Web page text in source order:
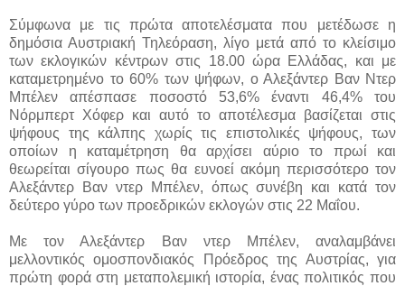
Σύμφωνα με τις πρώτα αποτελέσματα που μετέδωσε η
δημόσια Αυστριακή Τηλεόραση, λίγο μετά από το κλείσιμο
των εκλογικών κέντρων στις 18.00 ώρα Ελλάδας, και με
καταμετρημένο το 60% των ψήφων, ο Αλεξάντερ Βαν Ντερ
Μπέλεν απέσπασε ποσοστό 53,6% έναντι 46,4% του
Νόρμπερτ Χόφερ και αυτό το αποτέλεσμα βασίζεται στις
ψήφους της κάλπης χωρίς τις επιστολικές ψήφους, των
οποίων η καταμέτρηση θα αρχίσει αύριο το πρωί και
θεωρείται σίγουρο πως θα ευνοεί ακόμη περισσότερο τον
Αλεξάντερ Βαν ντερ Μπέλεν, όπως συνέβη και κατά τον
δεύτερο γύρο των προεδρικών εκλογών στις 22 Μαΐου.
Με τον Αλεξάντερ Βαν ντερ Μπέλεν, αναλαμβάνει
μελλοντικός ομοσπονδιακός Πρόεδρος της Αυστρίας, για
πρώτη φορά στη μεταπολεμική ιστορία, ένας πολιτικός που